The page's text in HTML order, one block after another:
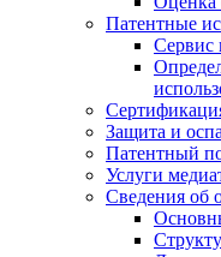
Патентные
Сервис
Защита и
Патентный
Услуги
Сведения об